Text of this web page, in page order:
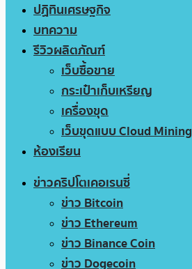
ปฏิทินเศรษฐกิจ
บทความ
รีวิวผลิตภัณฑ์
เว็บซื้อขาย
กระเป๋าเก็บเหรียญ
เครื่องขุด
เว็บขุดแบบ Cloud Mining
ห้องเรียน
ข่าวคริปโตเคอเรนซี่
ข่าว Bitcoin
ข่าว Ethereum
ข่าว Binance Coin
ข่าว Dogecoin